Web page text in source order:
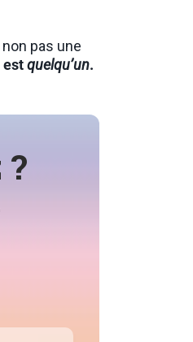
pas une
estquelqu’un.